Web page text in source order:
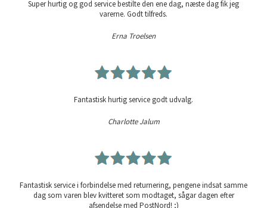
Super hurtig og god service bestilte den ene dag, næste dag fik jeg
varerne. Godt tilfreds.
Erna Troelsen
Fantastisk hurtig service godt udvalg.
Charlotte Jalum
Fantastisk service i forbindelse med returnering, pengene indsat samme
dag som varen blev kvitteret som modtaget, sågar dagen efter
afsendelse med PostNord! ;)